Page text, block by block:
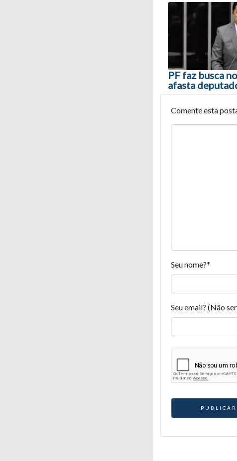
PF faz busca
afasta
Comente esta
Seu nome?*
Seu email? (Não